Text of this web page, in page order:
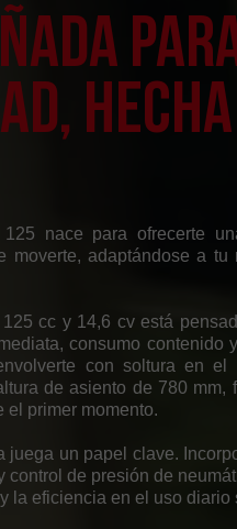
125 nace para ofrecerte
moverte, adaptándose a
cc y 14,6 cv está
consumo contenido
con soltura en el
de asiento de 780 mm,
el primer momento.
juega un papel clave.
control de presión de
la eficiencia en el uso